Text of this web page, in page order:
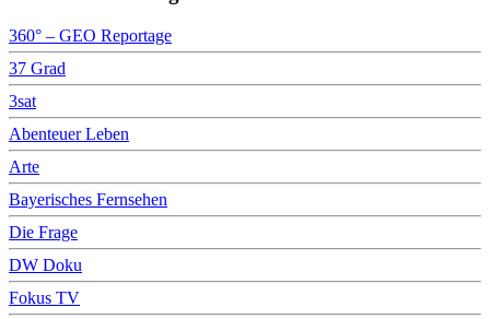
360° – GEO Reportage
37 Grad
3sat
Abenteuer Leben
Arte
Bayerisches Fernsehen
Die Frage
DW Doku
Fokus TV